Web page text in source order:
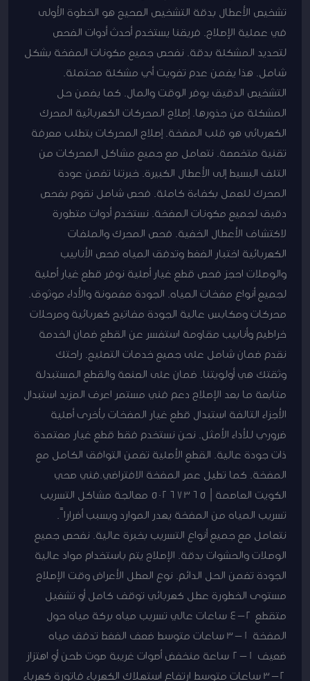
تشخيص الأعطال بدقة التشخيص الصحيح هو الخطوة الأولى
في عملية الإصلاح. فريقنا يستخدم أحدث أدوات الفحص
لتحديد المشكلة بدقة. نفحص جميع مكونات المضخة بشكل
شامل. هذا يضمن عدم تفويت أي مشكلة محتملة.
التشخيص الدقيق يوفر الوقت والمال. كما يضمن حل
المشكلة من جذورها. إصلاح المحركات الكهربائية المحرك
الكهربائي هو قلب المضخة. إصلاح المحركات يتطلب معرفة
تقنية متخصصة. نتعامل مع جميع مشاكل المحركات من
التلف البسيط إلى الأعطال الكبيرة. خبرتنا تضمن عودة
المحرك للعمل بكفاءة كاملة. فحص شامل نقوم بفحص
دقيق لجميع مكونات المضخة. نستخدم أدوات متطورة
لاكتشاف الأعطال الخفية. فحص المحرك والملفات
الكهربائية اختبار الضغط وتدفق المياه فحص الأنابيب
والوصلات احجز فحص قطع غيار أصلية نوفر قطع غيار أصلية
لجميع أنواع مضخات المياه. الجودة مضمونة والأداء موثوق.
محركات ومكابس عالية الجودة مفاتيح كهربائية ومرحلات
خراطيم وأنابيب مقاومة استفسر عن القطع ضمان الخدمة
نقدم ضمان شامل على جميع خدمات التصليح. راحتك
وثقتك هي أولويتنا. ضمان على الصنعة والقطع المستبدلة
متابعة ما بعد الإصلاح دعم فني مستمر اعرف المزيد استبدال
الأجزاء التالفة استبدال قطع غيار المضخات بأخرى أصلية
ضروري للأداء الأمثل. نحن نستخدم فقط قطع غيار معتمدة
ذات جودة عالية. القطع الأصلية تضمن التوافق الكامل مع
المضخة. كما تطيل عمر المضخة الافتراضي.فني صحي
الكويت العاصمة | 50267365 معالجة مشاكل التسريب
تسريب المياه من المضخة يهدر الموارد ويسبب أضراراً.
نتعامل مع جميع أنواع التسريب بخبرة عالية. نفحص جميع
الوصلات والحشوات بدقة. الإصلاح يتم باستخدام مواد عالية
الجودة تضمن الحل الدائم. نوع العطل الأعراض وقت الإصلاح
مستوى الخطورة عطل كهربائي توقف كامل أو تشغيل
متقطع 2-4 ساعات عالي تسريب مياه بركة مياه حول
المضخة 1-3 ساعات متوسط ضعف الضغط تدفق مياه
ضعيف 1-2 ساعة منخفض أصوات غريبة صوت طحن أو اهتزاز
2-3 ساعات متوسط ارتفاع استهلاك الكهرباء فاتورة كهرباء